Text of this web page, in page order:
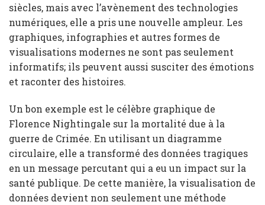
siècles, mais avec l’avènement des technologies
numériques, elle a pris une nouvelle ampleur. Les
graphiques, infographies et autres formes de
visualisations modernes ne sont pas seulement
informatifs; ils peuvent aussi susciter des émotions
et raconter des histoires.
Un bon exemple est le célèbre graphique de
Florence Nightingale sur la mortalité due à la
guerre de Crimée. En utilisant un diagramme
circulaire, elle a transformé des données tragiques
en un message percutant qui a eu un impact sur la
santé publique. De cette manière, la visualisation de
données devient non seulement une méthode